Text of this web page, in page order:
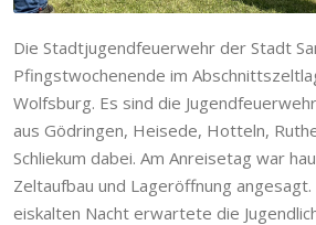
Die Stadtjugendfeuerwehr der Stadt
Pfingstwochenende im
Wolfsburg. Es sind die
aus Gödringen, Heisede, Hotteln,
Schliekum dabei. Am Anreisetag war
Zeltaufbau und Lageröffnung
eiskalten Nacht erwartete die